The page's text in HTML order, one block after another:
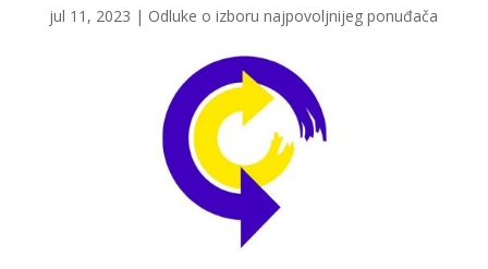
jul 11, 2023 | Odluke o izboru najpovoljnijeg ponuđača